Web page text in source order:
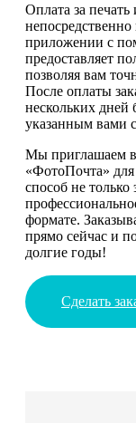
Оплата за печать
приложении с
предоставляет
позволяя вам
После оплаты
нескольких дней
указанным вами
Мы приглашаем
«ФотоПочта»
способ не
формате.
прямо сейчас и
долгие годы!
Сделать